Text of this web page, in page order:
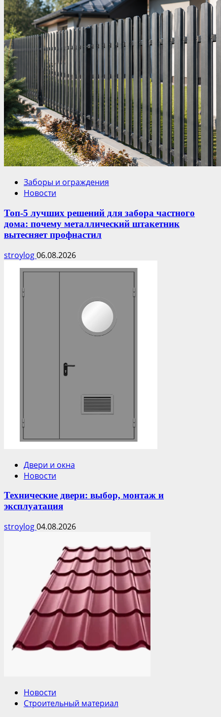
Заборы и ограждения
Новости
Топ-5 лучших решений для забора частного
дома: почему металлический штакетник
вытесняет профнастил
stroylog06.08.2026
Двери и окна
Новости
Технические двери: выбор, монтаж и
эксплуатация
stroylog04.08.2026
Новости
Строительный материал